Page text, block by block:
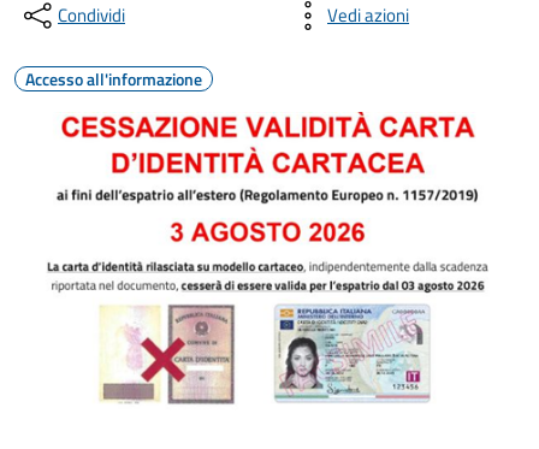
Condividi Vedi azioni
Accesso all'informazione